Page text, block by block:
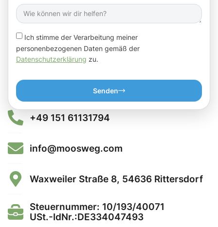
Ich stimme der Verarbeitung meiner
personenbezogenen Daten gemäß der
Datenschutzerklärung zu.
Senden
+49 151 61131794
info@moosweg.com
Waxweiler Straße 8, 54636 Rittersdorf
Steuernummer: 10/193/40071
USt.-IdNr.:DE334047493